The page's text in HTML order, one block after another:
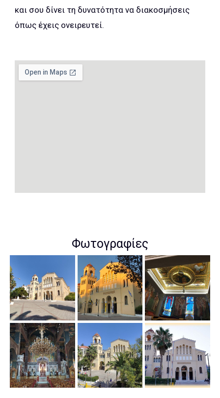
και σου δίνει τη δυνατότητα να διακοσμήσεις
όπως έχεις ονειρευτεί.
Φωτογραφίες